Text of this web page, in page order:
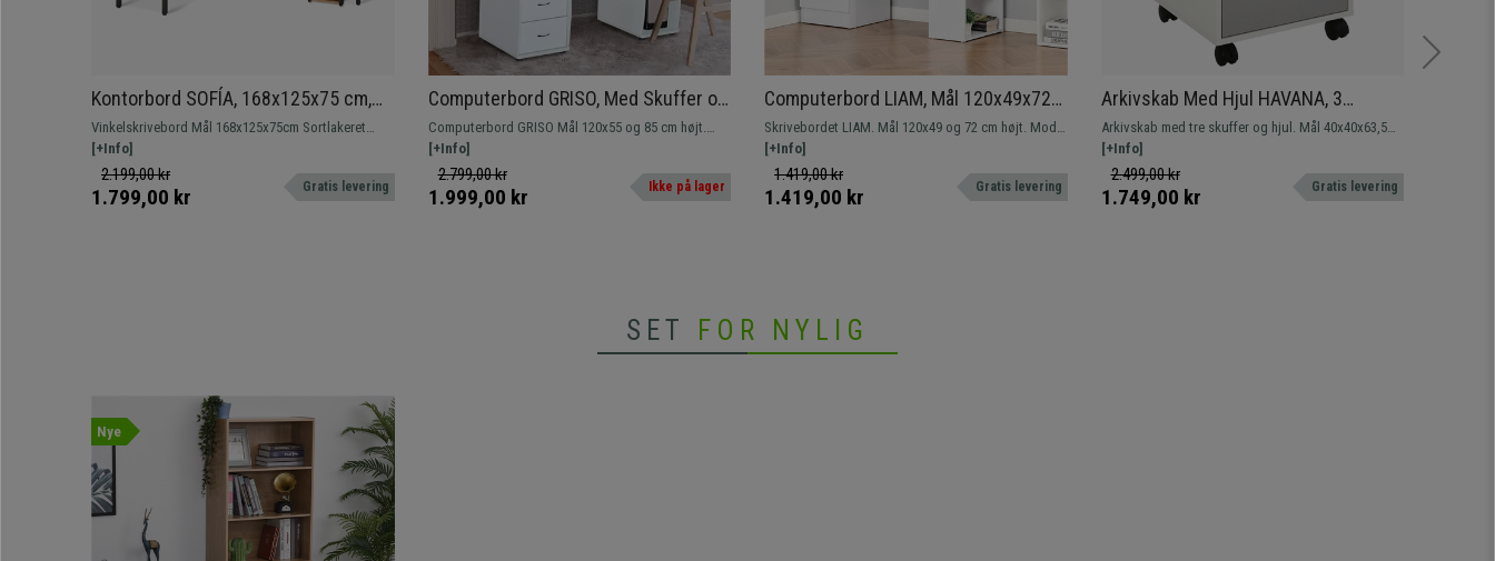
Kontorbord SOFÍA, 168x125x75 cm,
Metalstel I Sort, Træoverflade I Eg
Vinkelskrivebord Mål 168x125x75cm Sortlakeret
metalstel
[+Info]
2.199,00 kr
1.799,00 kr Gratis levering
Computerbord GRISO, Med Skuffer og
Tastaturholder, Mål 120x55x85 cm, I
Træ, Hvid Farve
Computerbord GRISO Mål 120x55 og 85 cm højt.
Model med bred overflade, tastaturholder og
opbevaringsplads.
[+Info]
2.799,00 kr
1.999,00 kr Ikke på lager
Computerbord LIAM, Mål 120x49x72
cm, I Træ, Hvid Farve
Skrivebordet LIAM. Mål 120x49 og 72 cm højt. Model
med et enkelt design, der perfekt kombinerer
anvendelig overflade og opbevaringsplads.
[+Info]
1.419,00 kr
1.419,00 kr Gratis levering
Arkivskab Med Hjul HAVANA, 3
Skuffer, Mål 40x54x55 cm, Hvid og
Grå Farve
Arkivskab med tre skuffer og hjul. Mål 40x40x63,5
cm. Inkluderer sikkerhedslås.
[+Info]
2.499,00 kr
1.749,00 kr Gratis levering
SET FOR NYLIG
Nye